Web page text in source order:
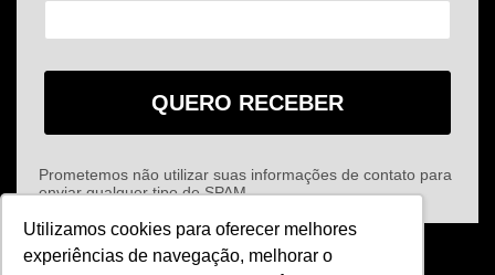
Utilizamos cookies para oferecer melhores
experiências de navegação, melhorar o
QUERO RECEBER
Prometemos não utilizar suas informações de contato para
enviar qualquer tipo de SPAM.